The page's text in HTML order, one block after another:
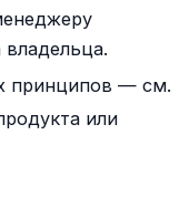
принципов — см.
или